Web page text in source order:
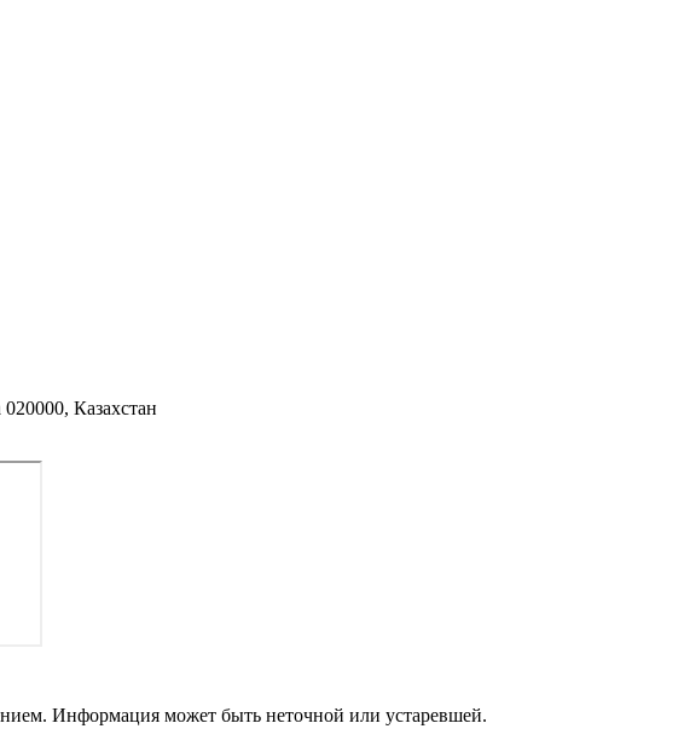
Казахстан
Информация может быть неточной или устаревшей.